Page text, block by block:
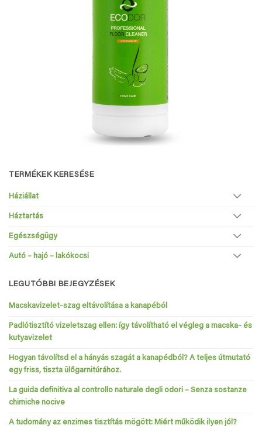
TERMÉKEK KERESÉSE
Háziállat
Háztartás
Egészségügy
Autó – hajó – lakókocsi
LEGUTÓBBI BEJEGYZÉSEK
Macskavizelet-szag eltávolítása a kanapéból
Padlótisztító vizeletszag ellen: így távolítható el végleg a macska- és
kutyavizelet
Hogyan távolítsd el a hányás szagát a kanapédból? A teljes útmutató
egy friss, tiszta ülőgarnitúrához.
La guida definitiva al controllo naturale degli odori – Senza sostanze
chimiche nocive
A tudomány az enzimes tisztítás mögött: Miért működik ilyen jól?